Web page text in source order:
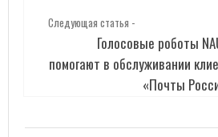
Следующая статья -
Голосовые роботы
помогают в обслуживании
«Почты